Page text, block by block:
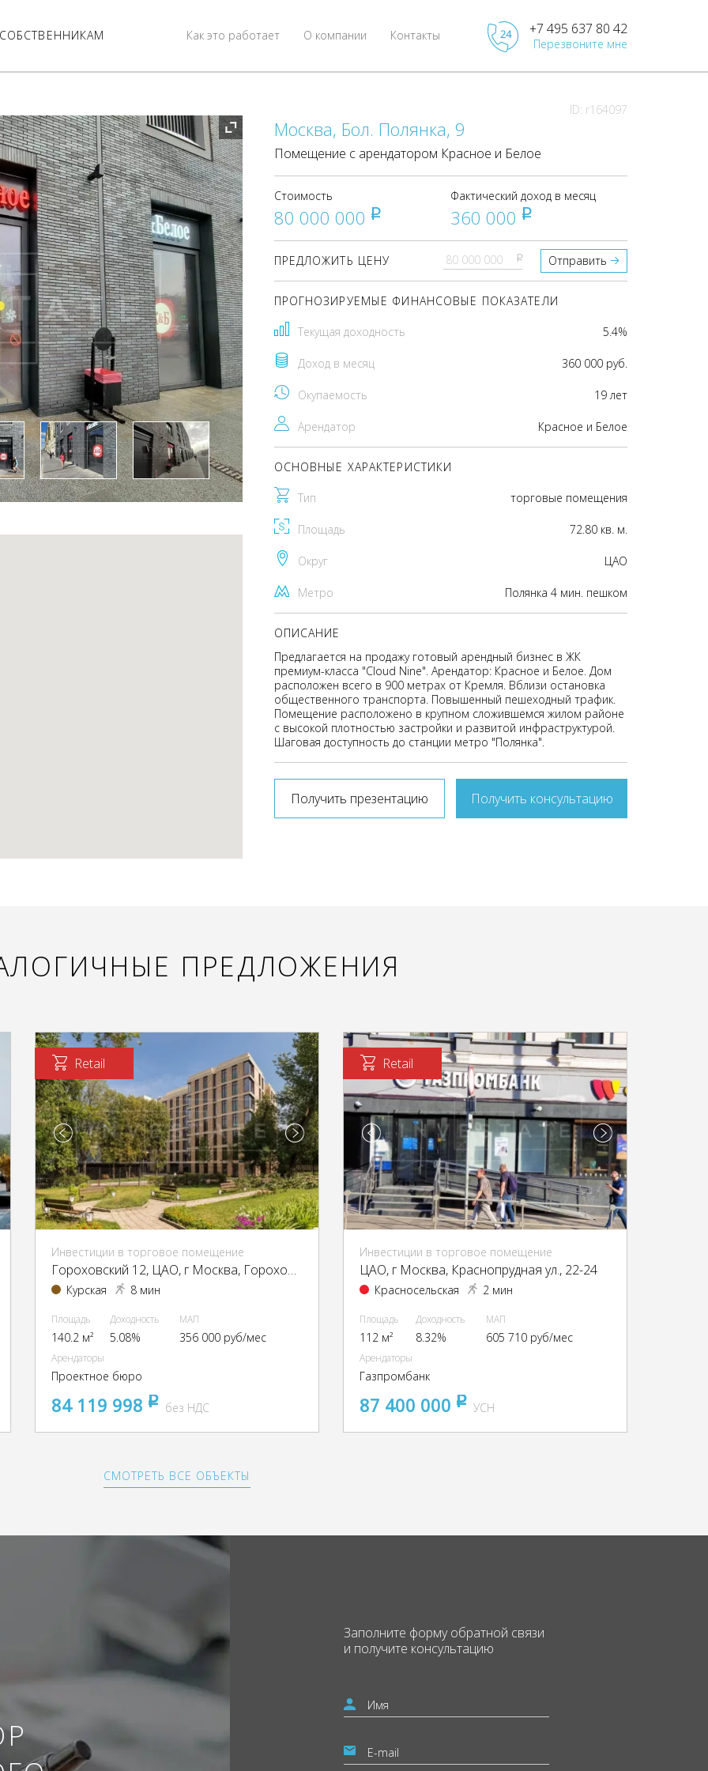
Контакты
О компании
Как это работает +7 495 637 80 42
Перезвоните мне
ID: r164097
Москва, Бол. Полянка, 9
Помещение с арендатором Красное и Белое
Стоимость
80 000 000 pуб
Фактический доход в месяц
360 000 pуб
ПРЕДЛОЖИТЬ ЦЕНУ pуб Отправить
ПРОГНОЗИРУЕМЫЕ ФИНАНСОВЫЕ ПОКАЗАТЕЛИ
Текущая доходность 5.4%
Доход в месяц 360 000 руб.
Окупаемость 19 лет
Арендатор Красное и Белое
ОСНОВНЫЕ ХАРАКТЕРИСТИКИ
Тип торговые помещения
Площадь 72.80 кв. м.
Округ ЦАО
Метро Полянка 4 мин. пешком
ОПИСАНИЕ
Предлагается на продажу готовый арендный бизнес в ЖК
премиум-класса "Cloud Nine". Арендатор: Красное и Белое. Дом
расположен всего в 900 метрах от Кремля. Вблизи остановка
общественного транспорта. Повышенный пешеходный трафик.
Помещение расположено в крупном сложившемся жилом районе
с высокой плотностью застройки и развитой инфраструктурой.
Шаговая доступность до станции метро "Полянка".
Получить презентацию Получить консультацию
ПРЕДЛОЖЕНИЯ
Retail
Инвестиции в торговое помещение
Гороховский 12, ЦАО, г Москва, Гороховский пер., 12, стр. 1
Курская 8 мин
Площадь
140.2 м²
Доходность
5.08%
МАП
356 000 руб/мес
Арендаторы
Проектное бюро
84 119 998 pуббез НДС
Retail
Инвестиции в торговое помещение
ЦАО, г Москва, Краснопрудная ул., 22-24
Красносельская 2 мин
Площадь
112 м²
Доходность
8.32%
МАП
605 710 руб/мес
Арендаторы
Газпромбанк
87 400 000 pуб
УСН
СМОТРЕТЬ ВСЕ ОБЪЕКТЫ
Заполните формуобратной связи
и получите консультацию